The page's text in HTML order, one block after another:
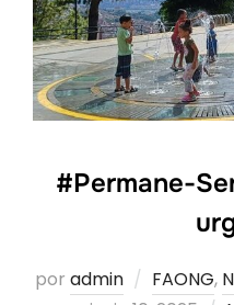
#Permane-
por admin FAONG,